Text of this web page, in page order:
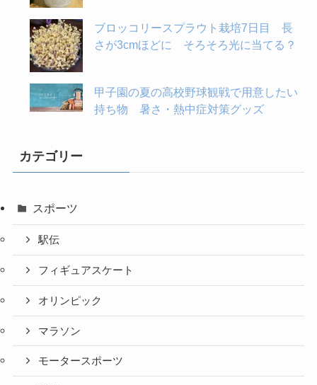
ブロッコリースプラウト栽培7日目 長
さが3cmほどに そろそろ光に当てる？
甲子園の夏の高校野球観戦で用意したい
持ち物 暑さ・熱中症対策グッズ
カテゴリー
スポーツ
駅伝
フィギュアスケート
オリンピック
マラソン
モータースポーツ